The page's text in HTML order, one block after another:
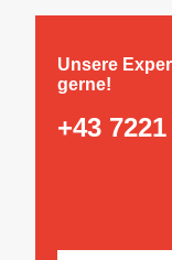
Unsere
gerne!
+43